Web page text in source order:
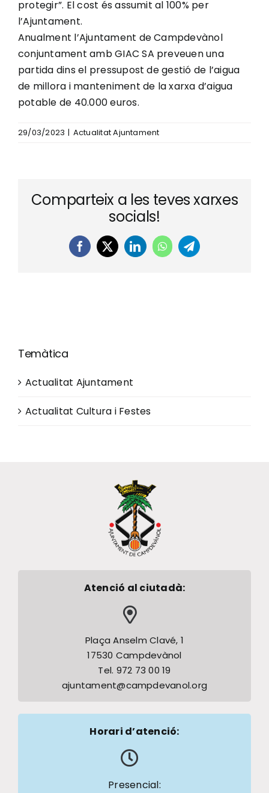
protegir”. El cost és assumit al 100% per
l’Ajuntament.
Anualment l’Ajuntament de Campdevànol
conjuntament amb GIAC SA preveuen una
partida dins el pressupost de gestió de l’aigua
de millora i manteniment de la xarxa d’aigua
potable de 40.000 euros.
29/03/2023 | Actualitat Ajuntament
Comparteix a les teves xarxes
socials!
Facebook
X LinkedInWhatsAppTelegram
Temàtica
Actualitat Ajuntament
Actualitat Cultura i Festes
Atenció al ciutadà:
Plaça Anselm Clavé, 1
17530 Campdevànol
Tel. 972 73 00 19
ajuntament@campdevanol.org
Horari d’atenció:
Presencial: